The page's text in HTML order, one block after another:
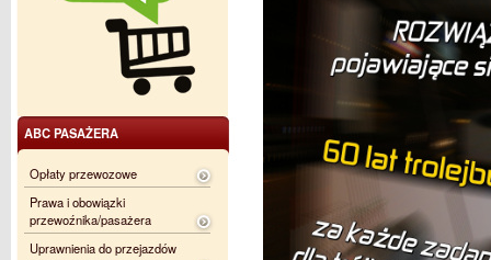
ABC PASAŻERA
Opłaty przewozowe
Prawa i obowiązki
przewoźnika/pasażera
Uprawnienia do przejazdów